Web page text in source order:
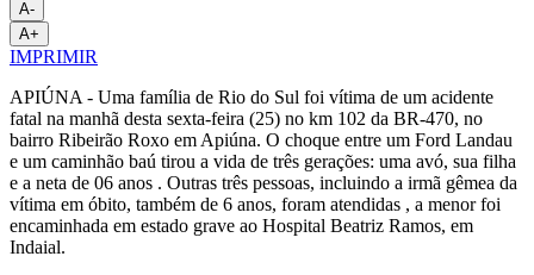
A-
A+
IMPRIMIR
APIÚNA - Uma família de Rio do Sul foi vítima de um acidente
fatal na manhã desta sexta-feira (25) no km 102 da BR-470, no
bairro Ribeirão Roxo em Apiúna. O choque entre um Ford Landau
e um caminhão baú tirou a vida de três gerações: uma avó, sua filha
e a neta de 06 anos . Outras três pessoas, incluindo a irmã gêmea da
vítima em óbito, também de 6 anos, foram atendidas , a menor foi
encaminhada em estado grave ao Hospital Beatriz Ramos, em
Indaial.